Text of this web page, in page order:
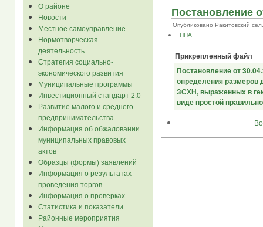
О районе
Новости
Местное самоуправление
Нормотворческая
деятельность
Стратегия социально-
экономического развития
Муниципальные программы
Инвестиционный стандарт 2.0
Развитие малого и среднего
предпринимательства
Информация об обжаловании
муниципальных правовых
актов
Образцы (формы) заявлений
Информация о результатах
проведения торгов
Информация о проверках
Статистика и показатели
Районные мероприятия
Постановление
Опубликовано Ракитовский
НПА
Прикрепленный файл
Постановление от
определения размеров
ЗСХН, выраженных в
виде простой